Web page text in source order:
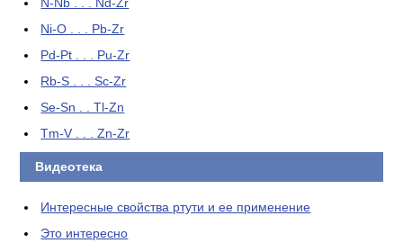
Ni-O . . . Pb-Zr
Pd-Pt . . . Pu-Zr
Rb-S . . . Sc-Zr
Se-Sn . . Tl-Zn
Tm-V . . . Zn-Zr
Видеотека
Интересные свойства ртути и ее применение
Это интересно